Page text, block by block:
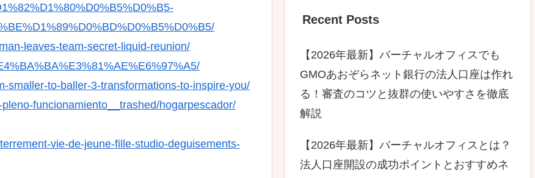
leaves-team-secret-liquid-reunion/
smaller-to-baller-3-transformations-to-inspire-you/
funcionamiento__trashed/hogarpescador/
vie-de-jeune-fille-studio-deguisements-
Recent Posts
【2026年最新】バーチャルオフィスでも
GMOあおぞらネット銀行の法人口座は作れ
る！審査のコツと抜群の使いやすさを徹底
解説
【2026年最新】バーチャルオフィスとは？
法人口座開設の成功ポイントとおすすめネ